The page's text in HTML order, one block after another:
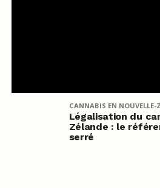
CANNABIS EN NOUVELLE-
Légalisation du
Zélande : le
serré